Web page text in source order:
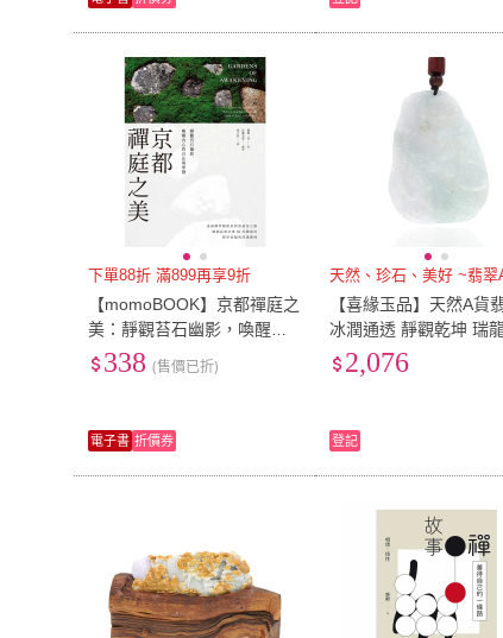
下單88折 滿899再享9折
【momoBOOK】京都禪庭之
美：靜觀苔石幽影，喚醒內
心的自在與寧靜(電子書)
338 (售價已折)
電子書 折價券
天然、珍石、美好 ~翡翠
【喜緣玉品】天然A貨
冰潤通透 靜觀乾坤 瑞龍
玉珮(直)
2,076
登記